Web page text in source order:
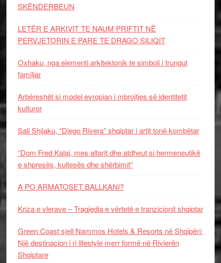
SKËNDERBEUN
LETËR E ARKIVIT TE NAUM PRIFTIT NË
PERVJETORIN E PARE TE DRAGO SILIQIT
Oxhaku, nga elementi arkitektonik te simboli i trungut
familjar
Arbëreshët si model evropian i mbrojtjes së identitetit
kulturor
Sali Shijaku, “Diego Rivera” shqiptar i artit tonë kombëtar
“Dom Fred Kalaj, mes altarit dhe atdheut si hermeneutikë
e shpresës, kujtesës dhe shërbimit”
A PO ARMATOSET BALLKANI?
Kriza e vlerave – Tragjedia e vërtetë e tranzicionit shqiptar
Green Coast sjell Nammos Hotels & Resorts në Shqipëri:
Një destinacion i ri lifestyle merr formë në Rivierën
Shqiptare